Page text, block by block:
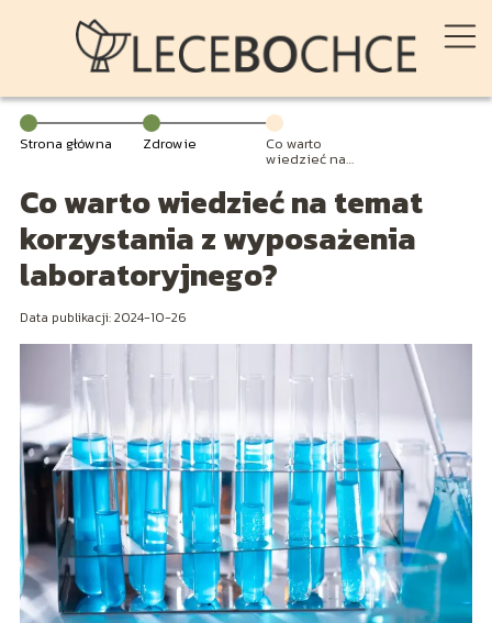
Strona główna Zdrowie Co warto
wiedzieć na
korzystania z
wyposażenia
laboratoryjnego?
Co warto wiedzieć na temat
korzystania z wyposażenia
laboratoryjnego?
Data publikacji: 2024-10-26